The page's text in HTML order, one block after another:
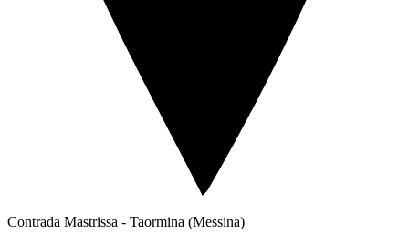
Contrada Mastrissa - Taormina (Messina)